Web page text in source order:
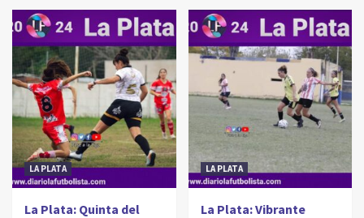
LA PLATA
La Plata: Quinta del
LA PLATA
La Plata: Vibrante